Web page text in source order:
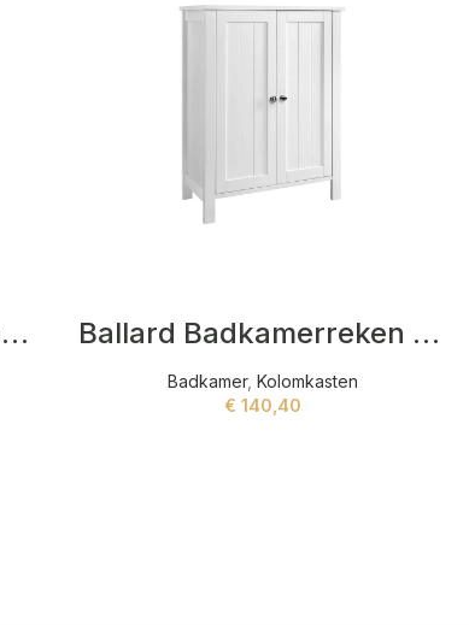
Bainbridge Badkamerreken Grijs Ballard Badkamerreken Wit
Badkamer,Kolomkasten
€ 140,40